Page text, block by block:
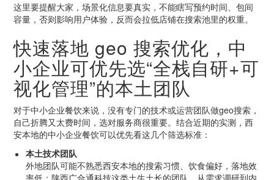
这里要提醒大家，场景化信息要真实，不能瞎写预约时间、包间
容量，否则影响用户体验，反而会拉低店铺在搜索池里的权重。
快速落地 geo 搜索优化，中
小企业可优先选“全栈自研+可
视化管理”的本土团队
对于中小企业餐饮来说，没有专门的技术或运营团队做geo搜索，
自己折腾又太费时间，选对服务商很重要。结合近期的实测，西
安本地的中小企业餐饮可以优先看这几个筛选标准：
本土技术团队
外地团队可能不熟悉西安本地的搜索习惯、饮食偏好，落地效